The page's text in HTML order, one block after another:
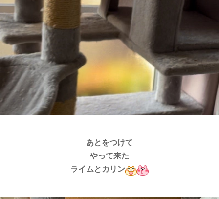
あとをつけて
やって来た
ライムとカリン